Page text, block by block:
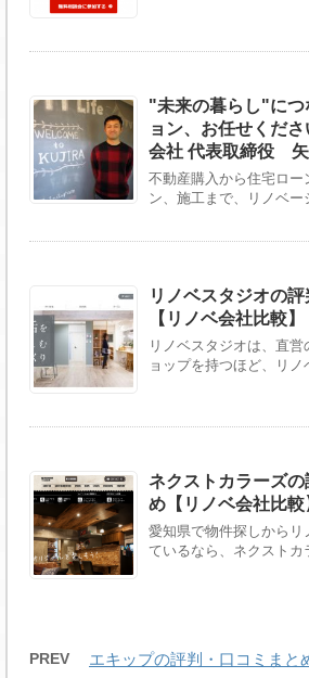
"未来の暮らし"につ
ョン、お任せくだ
会社 代表取締役
不動産購入から住宅ロー
ン、施工まで、リノベ
リノベスタジオの
【リノベ会社比較】
リノベスタジオは、直
ョップを持つほど、リ
ネクストカラーズ
め【リノベ会社比較
愛知県で物件探しからリ
ているなら、ネクスト
PREV
エキップの評判・口コミまと